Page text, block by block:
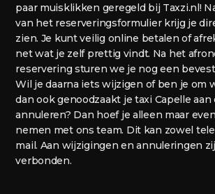
paar muisklikken geregeld bij Taxzi.nl!
van het reserveringsformulier krijg je
zien. Je kunt veilig online betalen of
net wat je zelf prettig vindt. Na het
reservering sturen we je nog een
Wil je daarna iets wijzigen of ben je om
dan ook genoodzaakt je taxi Capelle aan
annuleren? Dan hoef je alleen maar
nemen met ons team. Dit kan zowel
mail. Aan wijzigingen en annuleringen
verbonden.